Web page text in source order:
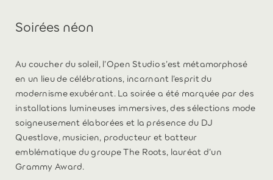
Soirées néon
Au coucher du soleil, l’Open Studio s’est métamorphosé
en un lieu de célébrations, incarnant l’esprit du
modernisme exubérant. La soirée a été marquée par des
installations lumineuses immersives, des sélections mode
soigneusement élaborées et la présence du DJ
Questlove, musicien, producteur et batteur
emblématique du groupe The Roots, lauréat d’un
Grammy Award.